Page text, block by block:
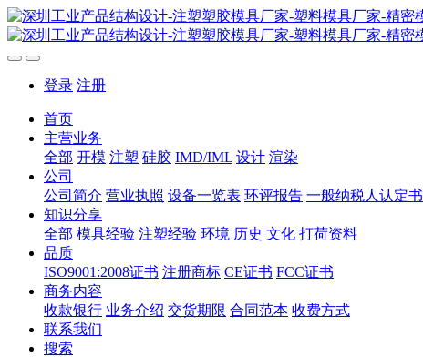
登录 注册
首页
主营业务
全部 开模 注塑 硅胶 IMD/IML 设计 渲染
公司
公司简介 营业执照 设备一览表 环评报告 一般纳税人认定书
知识分享
全部 模具经验 注塑经验 环境 历史 文化 打荷资料
品质
ISO9001:2008证书 注册商标 CE证书 FCC证书
商务内容
收款银行 业务介绍 交货期限 合同范本 收费方式
联系我们
搜索